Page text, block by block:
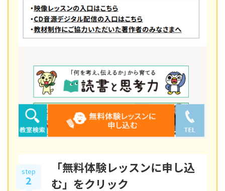
step
2
「無料体験レッスンに申し込
む」をクリック